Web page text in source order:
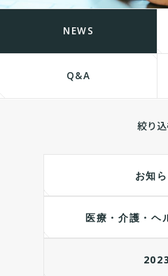
NEWS
Q&A
絞り
お知
医療・介護・ヘ
2023